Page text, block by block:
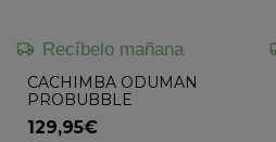
Recíbelo mañana
CACHIMBA ODUMAN
PROBUBBLE
129,95€